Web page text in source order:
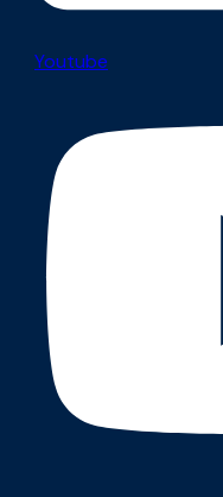
Youtube